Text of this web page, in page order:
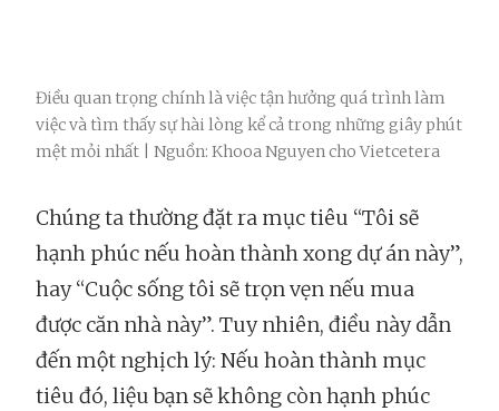
Điều quan trọng chính là việc tận hưởng quá trình làm
việc và tìm thấy sự hài lòng kể cả trong những giây phút
mệt mỏi nhất | Nguồn: Khooa Nguyen cho Vietcetera
Chúng ta thường đặt ra mục tiêu “Tôi sẽ
hạnh phúc nếu hoàn thành xong dự án này”,
hay “Cuộc sống tôi sẽ trọn vẹn nếu mua
được căn nhà này”. Tuy nhiên, điều này dẫn
đến một nghịch lý: Nếu hoàn thành mục
tiêu đó, liệu bạn sẽ không còn hạnh phúc